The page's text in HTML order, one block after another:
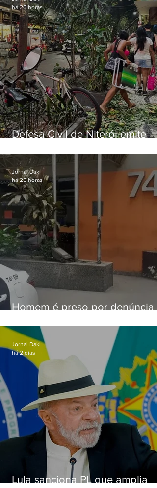
Defesa Civil de Niterói emite
sexta-feira (07)
há 20 horas
Homem é preso por denúncia
Alcântara
Jornal Daki
há 20 horas
Lula sanciona PL que amplia
Jornal Daki
há 2 dias